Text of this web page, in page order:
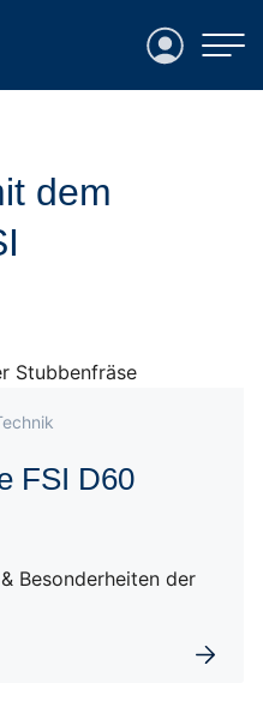
Login
dem
FSI D60
Besonderheiten der